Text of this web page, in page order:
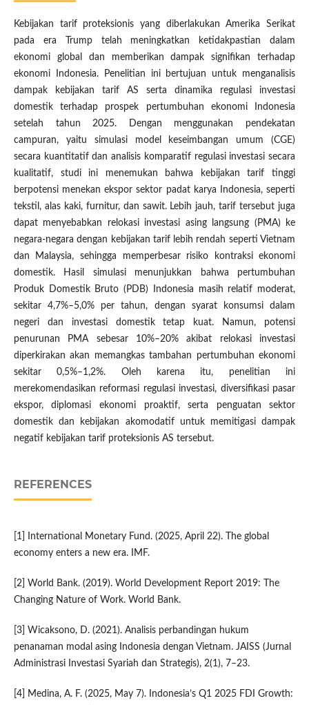
Kebijakan tarif proteksionis yang diberlakukan Amerika Serikat
pada era Trump telah meningkatkan ketidakpastian dalam
ekonomi global dan memberikan dampak signifikan terhadap
ekonomi Indonesia. Penelitian ini bertujuan untuk menganalisis
dampak kebijakan tarif AS serta dinamika regulasi investasi
domestik terhadap prospek pertumbuhan ekonomi Indonesia
setelah tahun 2025. Dengan menggunakan pendekatan
campuran, yaitu simulasi model keseimbangan umum (CGE)
secara kuantitatif dan analisis komparatif regulasi investasi secara
kualitatif, studi ini menemukan bahwa kebijakan tarif tinggi
berpotensi menekan ekspor sektor padat karya Indonesia, seperti
tekstil, alas kaki, furnitur, dan sawit. Lebih jauh, tarif tersebut juga
dapat menyebabkan relokasi investasi asing langsung (PMA) ke
negara-negara dengan kebijakan tarif lebih rendah seperti Vietnam
dan Malaysia, sehingga memperbesar risiko kontraksi ekonomi
domestik. Hasil simulasi menunjukkan bahwa pertumbuhan
Produk Domestik Bruto (PDB) Indonesia masih relatif moderat,
sekitar 4,7%–5,0% per tahun, dengan syarat konsumsi dalam
negeri dan investasi domestik tetap kuat. Namun, potensi
penurunan PMA sebesar 10%–20% akibat relokasi investasi
diperkirakan akan memangkas tambahan pertumbuhan ekonomi
sekitar 0,5%–1,2%. Oleh karena itu, penelitian ini
merekomendasikan reformasi regulasi investasi, diversifikasi pasar
ekspor, diplomasi ekonomi proaktif, serta penguatan sektor
domestik dan kebijakan akomodatif untuk memitigasi dampak
negatif kebijakan tarif proteksionis AS tersebut.
REFERENCES
[1] International Monetary Fund. (2025, April 22). The global
economy enters a new era. IMF.
[2] World Bank. (2019). World Development Report 2019: The
Changing Nature of Work. World Bank.
[3] Wicaksono, D. (2021). Analisis perbandingan hukum
penanaman modal asing Indonesia dengan Vietnam. JAISS (Jurnal
Administrasi Investasi Syariah dan Strategis), 2(1), 7–23.
[4] Medina, A. F. (2025, May 7). Indonesia’s Q1 2025 FDI Growth: